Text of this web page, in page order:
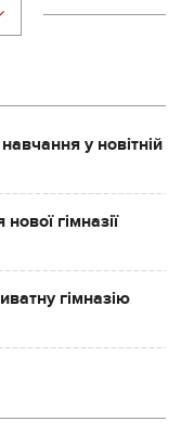
у новітній
гімназії
гімназію